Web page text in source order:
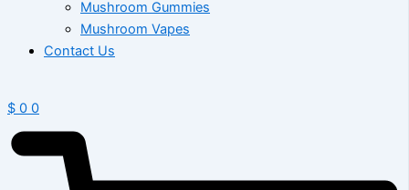
Mushroom Gummies
Mushroom Vapes
Contact Us
$ 0 0